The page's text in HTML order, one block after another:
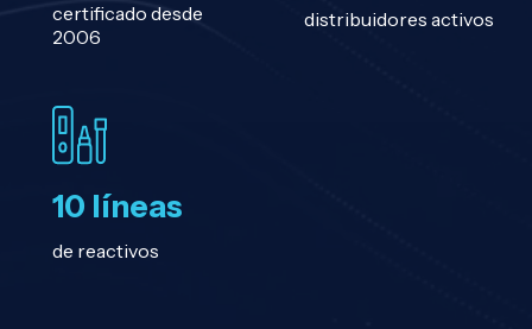
certificado desde
2006
distribuidores activos
10 líneas
de reactivos